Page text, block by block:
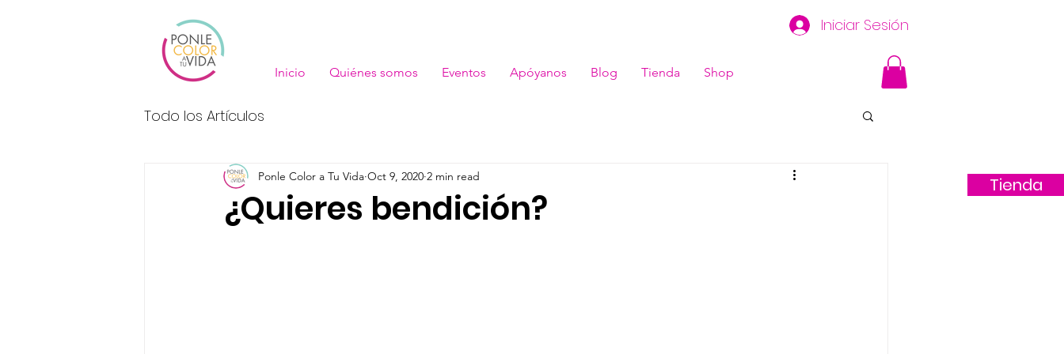
Tienda
Iniciar Sesión
Inicio Quiénes somos Eventos Apóyanos Blog Tienda Shop
Todo los Artículos
¿Quieres bendición?
Ponle Color a Tu Vida Oct 9, 2020 2 min read